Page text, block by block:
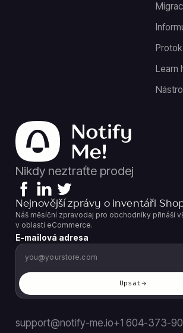
Learn
Nikdy neztraťte prodej
Nejnovější zprávy o inventáři
Náš měsíční zpravodaj pro obchodníky přináší
v oblasti eCommerce.
E-mailová adresa
Upsat
support@notify-me.io+1 604-373-